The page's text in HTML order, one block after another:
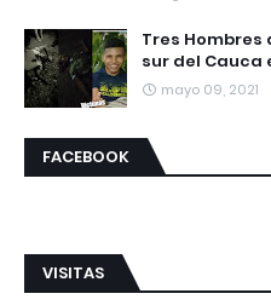
Tres Hombres
sur del Cauca
mayo 09, 2021
FACEBOOK
VISITAS